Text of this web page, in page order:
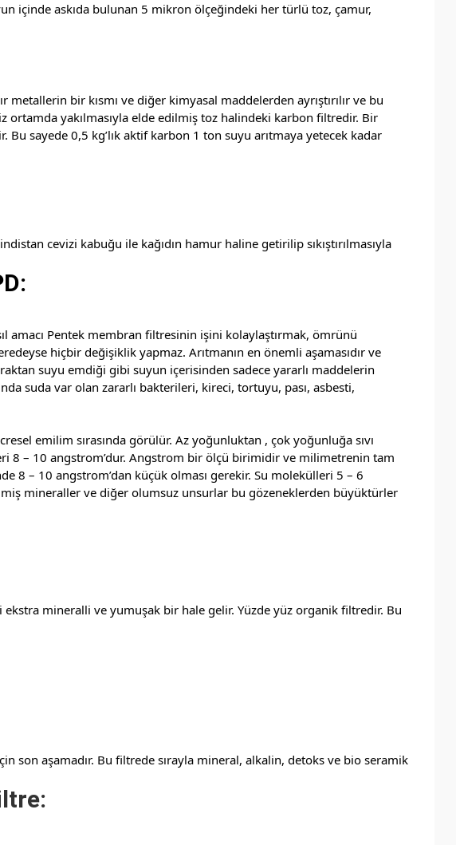
içinde askıda bulunan 5 mikron ölçeğindeki her türlü toz, çamur,
bir kısmı ve diğer kimyasal maddelerden ayrıştırılır ve bu
ortamda yakılmasıyla elde edilmiş toz halindeki karbon filtredir. Bir
sayede 0,5 kg’lık aktif karbon 1 ton suyu arıtmaya yetecek kadar
cevizi kabuğu ile kağıdın hamur haline getirilip sıkıştırılmasıyla
amacı Pentek membran filtresinin işini kolaylaştırmak, ömrünü
hiçbir değişiklik yapmaz. Arıtmanın en önemli aşamasıdır ve
suyu emdiği gibi suyun içerisinden sadece yararlı maddelerin
suda var olan zararlı bakterileri, kireci, tortuyu, pası, asbesti,
emilim sırasında görülür. Az yoğunluktan , çok yoğunluğa sıvı
8 – 10 angstrom’dur. Angstrom bir ölçü birimidir ve milimetrenin tam
8 – 10 angstrom’dan küçük olması gerekir. Su molekülleri 5 – 6
mineraller ve diğer olumsuz unsurlar bu gözeneklerden büyüktürler
mineralli ve yumuşak bir hale gelir. Yüzde yüz organik filtredir. Bu
son aşamadır. Bu filtrede sırayla mineral, alkalin, detoks ve bio seramik